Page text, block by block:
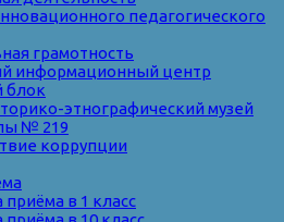
педагогического
грамотность
информационный центр
блок
этнографический музей
№ 219
коррупции
приёма в 1 класс